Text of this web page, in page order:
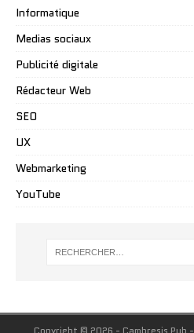
Informatique
Medias sociaux
Publicité digitale
Rédacteur Web
SEO
UX
Webmarketing
YouTube